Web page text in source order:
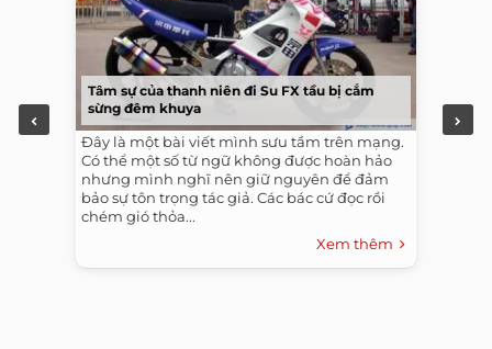
Tâm sự của thanh niên đi Su FX tầu bị cắm
sừng đêm khuya
Đây là một bài viết mình sưu tầm trên mạng.
Có thể một số từ ngữ không được hoàn hảo
nhưng mình nghĩ nên giữ nguyên để đảm
bảo sự tôn trọng tác giả. Các bác cứ đọc rồi
chém gió thỏa...
Xem thêm